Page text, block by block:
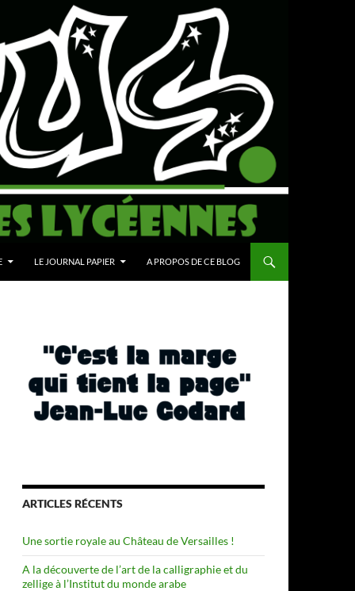
LE JOURNAL PAPIER A PROPOS DE CE BLOG
ARTICLES RÉCENTS
Une sortie royale au Château de Versailles !
A la découverte de l’art de la calligraphie et du
zellige à l’Institut du monde arabe